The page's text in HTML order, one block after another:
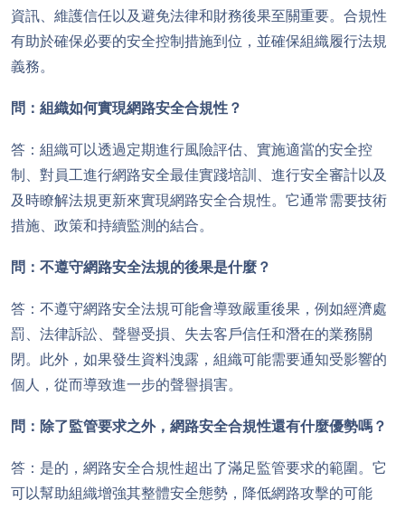
資訊、維護信任以及避免法律和財務後果至關重要。合規性
有助於確保必要的安全控制措施到位，並確保組織履行法規
義務。
問：組織如何實現網路安全合規性？
答：組織可以透過定期進行風險評估、實施適當的安全控
制、對員工進行網路安全最佳實踐培訓、進行安全審計以及
及時瞭解法規更新來實現網路安全合規性。它通常需要技術
措施、政策和持續監測的結合。
問：不遵守網路安全法規的後果是什麼？
答：不遵守網路安全法規可能會導致嚴重後果，例如經濟處
罰、法律訴訟、聲譽受損、失去客戶信任和潛在的業務關
閉。此外，如果發生資料洩露，組織可能需要通知受影響的
個人，從而導致進一步的聲譽損害。
問：除了監管要求之外，網路安全合規性還有什麼優勢嗎？
答：是的，網路安全合規性超出了滿足監管要求的範圍。它
可以幫助組織增強其整體安全態勢，降低網路攻擊的可能